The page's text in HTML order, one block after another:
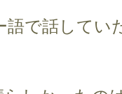
語で話してい